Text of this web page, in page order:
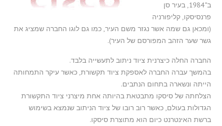
ב־1984, בעיר סן
פרנסיסקו, קליפורניה
(ומכאן גם שמה אשר נגזר משם העיר, כמו גם לוגו החברה שמציג את
גשר שער הזהב המפורסם של העיר).
החברה החלה כיצרנית ציוד ניתוב לתעשייה בלבד.
בהמשך עברה החברה לאספקת ציוד תקשורת, כאשר עיקר התמחותה
הייתה ונשארה בתחום הנתבים.
הצלחתה של סיסקו מתבטאת בהיותה אחת מיצרני ציוד התקשורת
הגדולות בעולם, כאשר רוב רובו של ציוד הניתוב שנמצא בשימוש
ברשת האינטרנט כיום הוא מתוצרת סיסקו.